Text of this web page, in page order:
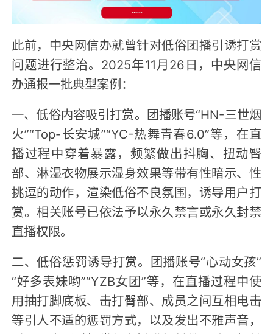
此前，中央网信办就曾针对低俗团播引诱打赏
问题进行整治。2025年11月26日，中央网信
办通报一批典型案例：
一、低俗内容吸引打赏。团播账号“HN-三世烟
火”“Top-长安城”“YC-热舞青春6.0”等，在直
播过程中穿着暴露，频繁做出抖胸、扭动臀
部、淋湿衣物展示湿身效果等带有性暗示、性
挑逗的动作，渲染低俗不良氛围，诱导用户打
赏。相关账号已依法予以永久禁言或永久封禁
直播权限。
二、低俗惩罚诱导打赏。团播账号“心动女孩”
“好多表妹哟”“YZB女团”等，在直播过程中使
用抽打脚底板、击打臀部、成员之间互相电击
等引人不适的惩罚方式，以及发出不雅声音，